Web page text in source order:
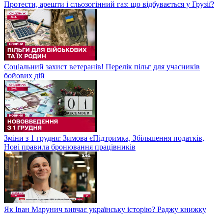
Протести, арешти і сльозогінний газ: що відбувається у Грузії?
Соціальний захист ветеранів! Перелік пільг для учасників
бойових дій
Зміни з 1 грудня: Зимова єПідтримка, Збільшення податків,
Нові правила бронювання працівників
Як Іван Марунич вивчає українську історію? Раджу книжку